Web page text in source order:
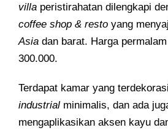
villa peristirahatan dilengkapi
coffee shop & resto yang
Asia dan barat. Harga
300.000.
Terdapat kamar yang
industrial minimalis, dan ada
mengaplikasikan aksen kayu